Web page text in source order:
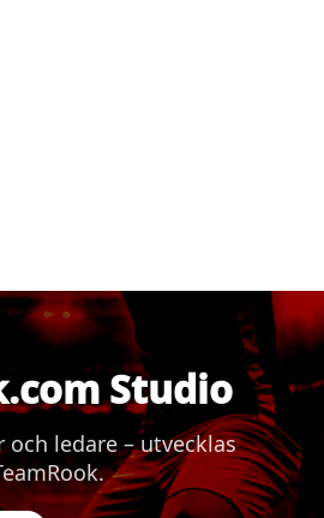
Studio
ledare – utvecklas